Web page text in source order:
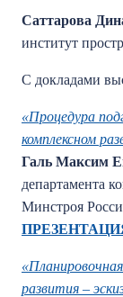
Саттарова
институт
С докладами
«Процедура
комплексном
Галь Максим
департамента
Минстроя
развития –